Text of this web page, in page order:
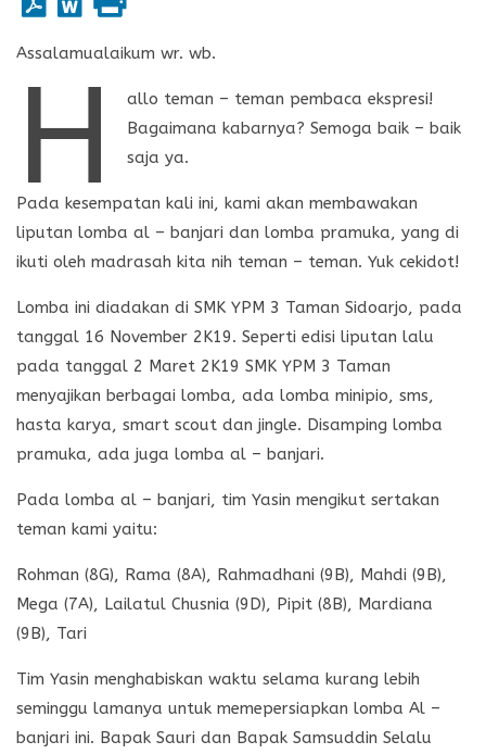
Assalamualaikum wr. wb.
H
allo teman – teman pembaca ekspresi!
Bagaimana kabarnya? Semoga baik – baik
saja ya.
Pada kesempatan kali ini, kami akan membawakan
liputan lomba al – banjari dan lomba pramuka, yang di
ikuti oleh madrasah kita nih teman – teman. Yuk cekidot!
Lomba ini diadakan di SMK YPM 3 Taman Sidoarjo, pada
tanggal 16 November 2K19. Seperti edisi liputan lalu
pada tanggal 2 Maret 2K19 SMK YPM 3 Taman
menyajikan berbagai lomba, ada lomba minipio, sms,
hasta karya, smart scout dan jingle. Disamping lomba
pramuka, ada juga lomba al – banjari.
Pada lomba al – banjari, tim Yasin mengikut sertakan
teman kami yaitu:
Rohman (8G), Rama (8A), Rahmadhani (9B), Mahdi (9B),
Mega (7A), Lailatul Chusnia (9D), Pipit (8B), Mardiana
(9B), Tari
Tim Yasin menghabiskan waktu selama kurang lebih
seminggu lamanya untuk memepersiapkan lomba Al –
banjari ini. Bapak Sauri dan Bapak Samsuddin Selalu